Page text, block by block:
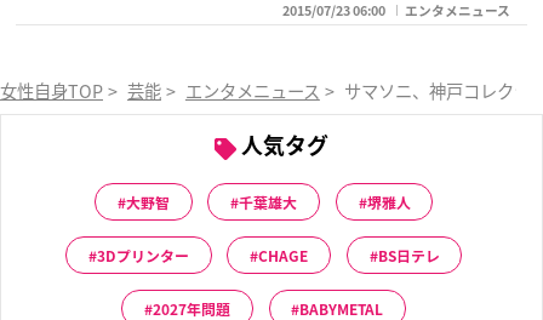
2015/07/23 06:00 エンタメニュース
女性自身TOP > 芸能 > エンタメニュース > サマソニ、神戸コレクシ
人気タグ
大野智 千葉雄大 堺雅人
3Dプリンター CHAGE BS日テレ
2027年問題 BABYMETAL